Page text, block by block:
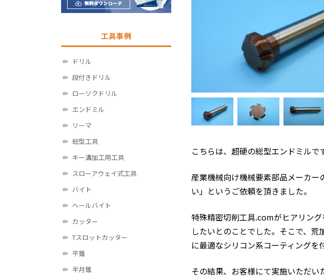
こちらは、超硬の総型エンドミルです
産業機械向け機械要素部品メーカ
い」というご依頼を頂きました。
特殊精密切削工具.comがヒアリン
したいとのことでした。そこで、
に最適なシリコン系コーティングを
その結果、お客様にて実施いただい
工具事例
ドリル
段付きドリル
ローソクドリル
エンドミル
リーマ
総型工具
キー溝加工用工具
スローアウェイ式工具
バイト
ヘールバイト
カッター
Tスロットカッター
平錐
半月錐